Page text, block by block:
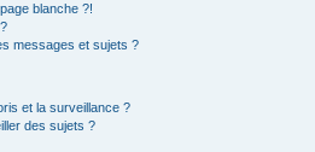
blanche ?!
messages et sujets ?
et la surveillance ?
des sujets ?